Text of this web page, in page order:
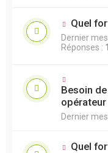
Quel
Dernier
Réponses :
Besoin
opérateur
Dernier
Quel